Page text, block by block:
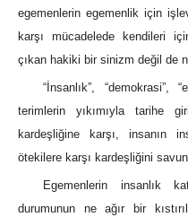
egemenlerin egemenlik için
karşı mücadelede kendileri
çıkan hakiki bir sinizm değil de
“İnsanlık”, “demokrasi”,
terimlerin yıkımıyla tarihe
kardeşliğine karşı, insanın
ötekilere karşı kardeşliğini
Egemenlerin insanlık
durumunun ne ağır bir